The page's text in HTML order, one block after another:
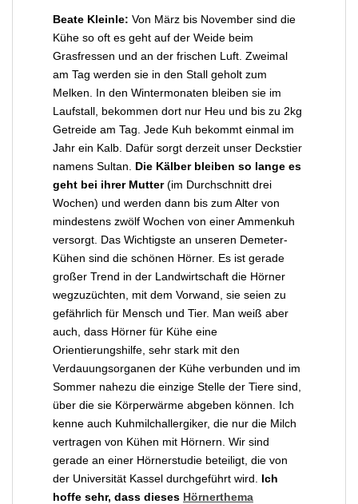
Beate Kleinle: Von März bis November sind die
Kühe so oft es geht auf der Weide beim
Grasfressen und an der frischen Luft. Zweimal
am Tag werden sie in den Stall geholt zum
Melken. In den Wintermonaten bleiben sie im
Laufstall, bekommen dort nur Heu und bis zu 2kg
Getreide am Tag. Jede Kuh bekommt einmal im
Jahr ein Kalb. Dafür sorgt derzeit unser Deckstier
namens Sultan. Die Kälber bleiben so lange es
geht bei ihrer Mutter(im Durchschnitt drei
Wochen) und werden dann bis zum Alter von
mindestens zwölf Wochen von einer Ammenkuh
versorgt. Das Wichtigste an unseren Demeter-
Kühen sind die schönen Hörner. Es ist gerade
großer Trend in der Landwirtschaft die Hörner
wegzuzüchten, mit dem Vorwand, sie seien zu
gefährlich für Mensch und Tier. Man weiß aber
auch, dass Hörner für Kühe eine
Orientierungshilfe, sehr stark mit den
Verdauungsorganen der Kühe verbunden und im
Sommer nahezu die einzige Stelle der Tiere sind,
über die sie Körperwärme abgeben können. Ich
kenne auch Kuhmilchallergiker, die nur die Milch
vertragen von Kühen mit Hörnern. Wir sind
gerade an einer Hörnerstudie beteiligt, die von
der Universität Kassel durchgeführt wird.
Ich
hoffe sehr, dass dieses Hörnerthema